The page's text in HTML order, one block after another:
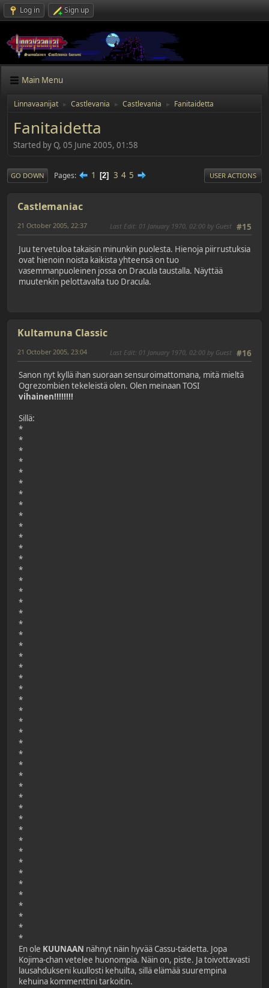
Log in Sign up
Main Menu
Linnavaanijat ► Castlevania ► Castlevania ► Fanitaidetta
Fanitaidetta
Started by Q, 05 June 2005, 01:58
GO DOWN Pages 1 2 3 4 5 USER ACTIONS
Castlemaniac
#15
21 October 2005, 22:37 Last Edit: 01 January 1970, 02:00 by Guest
Juu tervetuloa takaisin minunkin puolesta. Hienoja piirrustuksia
ovat hienoin noista kaikista yhteensä on tuo
vasemmanpuoleinen jossa on Dracula taustalla. Näyttää
muutenkin pelottavalta tuo Dracula.
Kultamuna Classic
#16
21 October 2005, 23:04 Last Edit: 01 January 1970, 02:00 by Guest
Sanon nyt kyllä ihan suoraan sensuroimattomana, mitä mieltä
Ogrezombien tekeleistä olen. Olen meinaan TOSI
vihainen!!!!!!!!
Sillä:
*
*
*
*
*
*
*
*
*
*
*
*
*
*
*
*
*
*
*
*
*
*
*
*
*
*
*
*
*
*
*
*
*
*
*
*
*
*
*
*
*
*
*
*
*
*
*
*
En ole KUUNAAN nähnyt näin hyvää Cassu-taidetta. Jopa
Kojima-chan vetelee huonompia. Näin on, piste. Ja toivottavasti
lausahdukseni kuullosti kehuilta, sillä elämää suurempina
kehuina kommenttini tarkoitin.